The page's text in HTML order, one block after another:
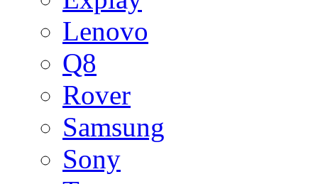
Lenovo
Q8
Rover
Samsung
Sony